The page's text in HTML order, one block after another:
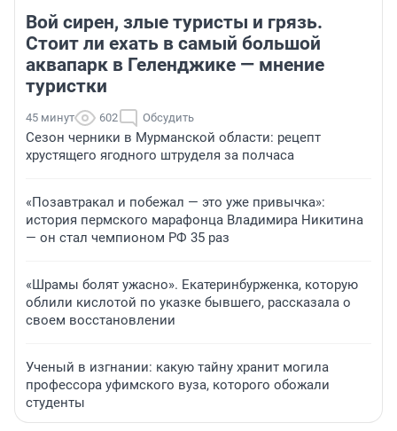
Вой сирен, злые туристы и грязь.
Стоит ли ехать в самый большой
аквапарк в Геленджике — мнение
туристки
45 минут 602 Обсудить
Сезон черники в Мурманской области: рецепт
хрустящего ягодного штруделя за полчаса
«Позавтракал и побежал — это уже привычка»:
история пермского марафонца Владимира Никитина
— он стал чемпионом РФ 35 раз
«Шрамы болят ужасно». Екатеринбурженка, которую
облили кислотой по указке бывшего, рассказала о
своем восстановлении
Ученый в изгнании: какую тайну хранит могила
профессора уфимского вуза, которого обожали
студенты